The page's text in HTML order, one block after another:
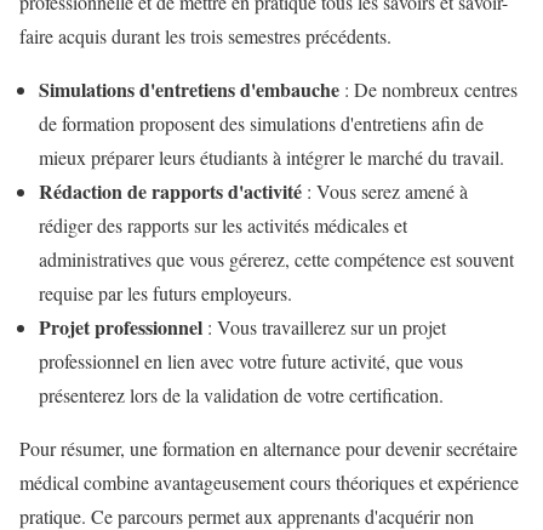
faire acquis durant les trois semestres précédents.
Simulations d'entretiens d'embauche : De nombreux centres
de formation proposent des simulations d'entretiens afin de
mieux préparer leurs étudiants à intégrer le marché du travail.
Rédaction de rapports d'activité : Vous serez amené à
rédiger des rapports sur les activités médicales et
administratives que vous gérerez, cette compétence est souvent
requise par les futurs employeurs.
Projet professionnel : Vous travaillerez sur un projet
professionnel en lien avec votre future activité, que vous
présenterez lors de la validation de votre certification.
Pour résumer, une formation en alternance pour devenir secrétaire
médical combine avantageusement cours théoriques et expérience
pratique. Ce parcours permet aux apprenants d'acquérir non